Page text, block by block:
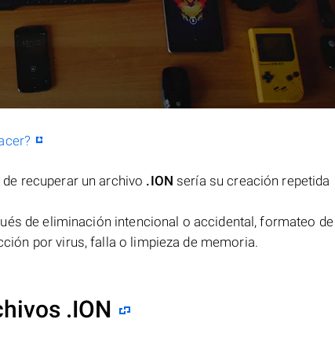
recuperar un archivo .ION sería su creación repetida
de eliminación intencional o accidental, formateo
por virus, falla o limpieza de memoria.
.ION